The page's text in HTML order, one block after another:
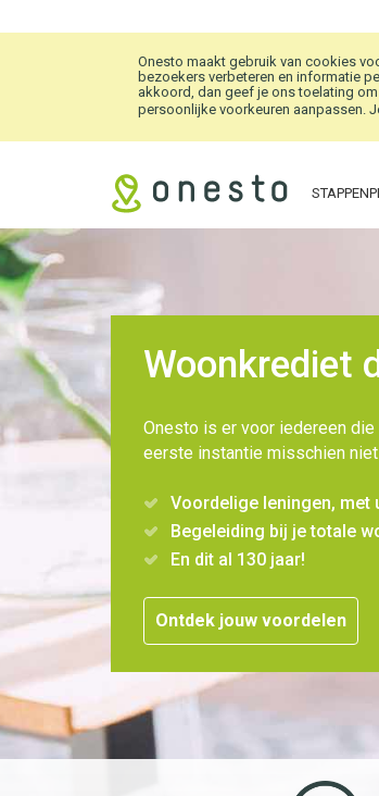
Onesto maakt gebruik van cookies
bezoekers verbeteren en informatie
akkoord, dan geef je ons toelating
persoonlijke voorkeuren aanpassen.
Woonkrediet
Onesto is er voor iedereen
eerste instantie misschien
Voordelige leningen, met
Begeleiding bij je totale
En dit al 130 jaar!
Ontdek jouw voordelen